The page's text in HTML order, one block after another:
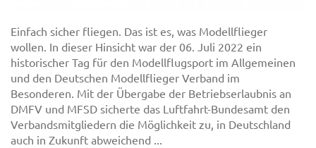
Einfach sicher fliegen. Das ist es, was Modellflieger
wollen. In dieser Hinsicht war der 06. Juli 2022 ein
historischer Tag für den Modellflugsport im Allgemeinen
und den Deutschen Modellflieger Verband im
Besonderen. Mit der Übergabe der Betriebserlaubnis an
DMFV und MFSD sicherte das Luftfahrt-Bundesamt den
Verbandsmitgliedern die Möglichkeit zu, in Deutschland
auch in Zukunft abweichend ...